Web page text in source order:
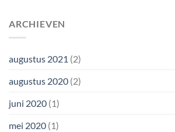
ARCHIEVEN
augustus 2021 (2)
augustus 2020 (2)
juni 2020 (1)
mei 2020 (1)